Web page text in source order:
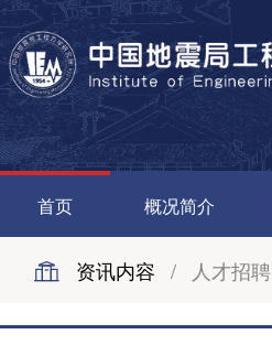
首页 概况简介
资讯内容 / 人才招聘